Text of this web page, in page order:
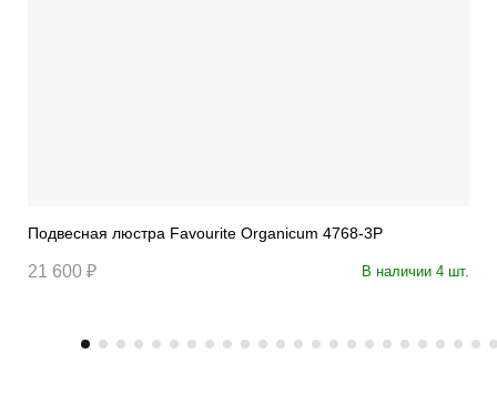
Подвесная люстра Favourite Organicum 4768-3P
21 600 ₽ В наличии 4 шт.